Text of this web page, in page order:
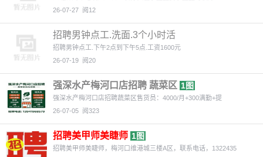
26-07-27 阅12
招聘男钟点工.洗面.3个小时活
招聘男钟点工.下午2点到下午5点.工资1600元
26-07-19 阅20
强深水产梅河口店招聘 蔬菜区 1图
强深水产梅河口店招聘蔬菜区售货员：4000/月+300满勤+提
26-07-05 阅323
招聘美甲师美睫师 1图
招聘美甲师美睫师，梅河口维港城三楼A区，联系电话，1322435